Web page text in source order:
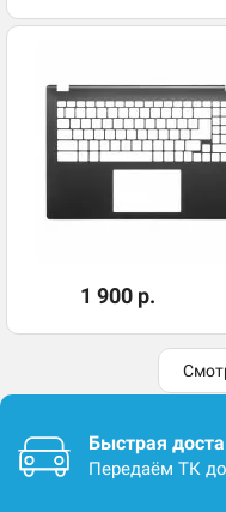
1 900 р.
Быстрая
Передаём ТК